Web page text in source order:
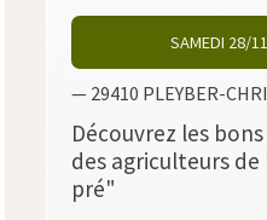
SAMEDI 28/
— 29410 PLEYBER-
Découvrez les
des agriculteurs de
pré"